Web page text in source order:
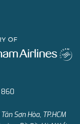
Sơn Hòa, TP.HCM